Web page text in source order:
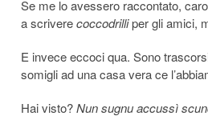
Se me lo avessero raccontato,
a scriverecoccodrilliper gli amici,
E invece eccoci qua. Sono
somigli ad una casa vera ce
Hai visto?Nun sugnu accussì